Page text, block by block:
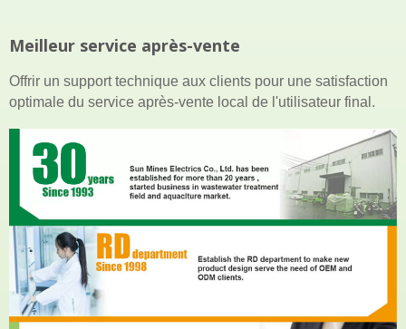
Meilleur service après-vente
Offrir un support technique aux clients pour une satisfaction
optimale du service après-vente local de l'utilisateur final.